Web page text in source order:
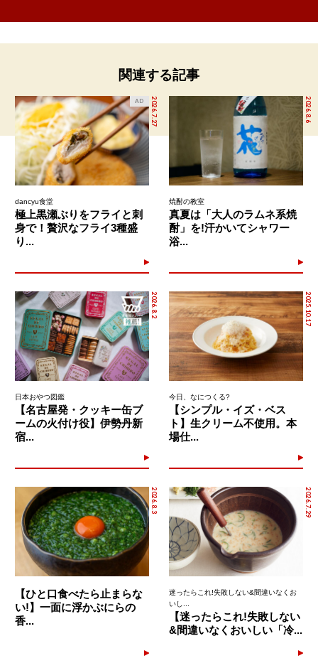
関連する記事
2026.7.27
AD
dancyu食堂
極上黒瀬ぶりをフライと刺
身で！贅沢なフライ3種盛
り...
2026.8.6
焼酎の教室
真夏は「大人のラムネ系焼
酎」を!汗かいてシャワー
浴...
2026.8.2
日本おやつ図鑑
【名古屋発・クッキー缶ブ
ームの火付け役】伊勢丹新
宿...
2025.10.17
今日、なにつくる?
【シンプル・イズ・ベス
ト】生クリーム不使用。本
場仕...
2026.8.3
【ひと口食べたら止まらな
い!】一面に浮かぶにらの
香...
2026.7.29
迷ったらこれ!失敗しない&間違いなくお
いし...
【迷ったらこれ!失敗しない
&間違いなくおいしい「冷...